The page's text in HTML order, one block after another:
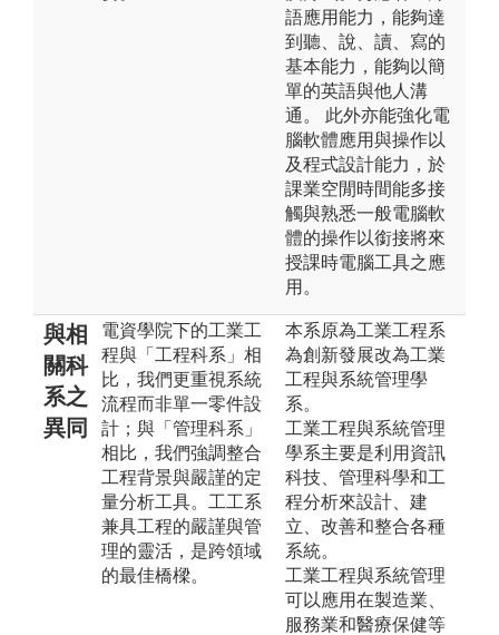
語應用能力，能夠達
到聽、說、讀、寫的
基本能力，能夠以簡
單的英語與他人溝
通。 此外亦能強化電
腦軟體應用與操作以
及程式設計能力，於
課業空閒時間能多接
觸與熟悉一般電腦軟
體的操作以銜接將來
授課時電腦工具之應
用。
與相
關科
系之
異同
電資學院下的工業工
程與「工程科系」相
比，我們更重視系統
流程而非單一零件設
計；與「管理科系」
相比，我們強調整合
工程背景與嚴謹的定
量分析工具。工工系
兼具工程的嚴謹與管
理的靈活，是跨領域
的最佳橋樑。
本系原為工業工程系
為創新發展改為工業
工程與系統管理學
系。
工業工程與系統管理
學系主要是利用資訊
科技、管理科學和工
程分析來設計、建
立、改善和整合各種
系統。
工業工程與系統管理
可以應用在製造業、
服務業和醫療保健等